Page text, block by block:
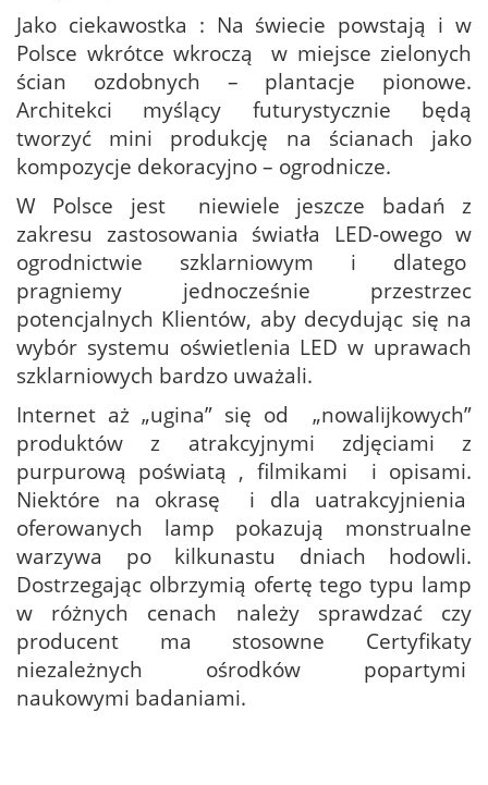
Jako ciekawostka : Na świecie powstają i w
Polsce wkrótce wkroczą w miejsce zielonych
ścian ozdobnych – plantacje pionowe.
Architekci myślący futurystycznie będą
tworzyć mini produkcję na ścianach jako
kompozycje dekoracyjno – ogrodnicze.
W Polsce jest niewiele jeszcze badań z
zakresu zastosowania światła LED-owego w
ogrodnictwie szklarniowym i dlatego
pragniemy jednocześnie przestrzec
potencjalnych Klientów, aby decydując się na
wybór systemu oświetlenia LED w uprawach
szklarniowych bardzo uważali.
Internet aż „ugina” się od „nowalijkowych”
produktów z atrakcyjnymi zdjęciami z
purpurową poświatą , filmikami i opisami.
Niektóre na okrasę i dla uatrakcyjnienia
oferowanych lamp pokazują monstrualne
warzywa po kilkunastu dniach hodowli.
Dostrzegając olbrzymią ofertę tego typu lamp
w różnych cenach należy sprawdzać czy
producent ma stosowne Certyfikaty
niezależnych ośrodków popartymi
naukowymi badaniami.